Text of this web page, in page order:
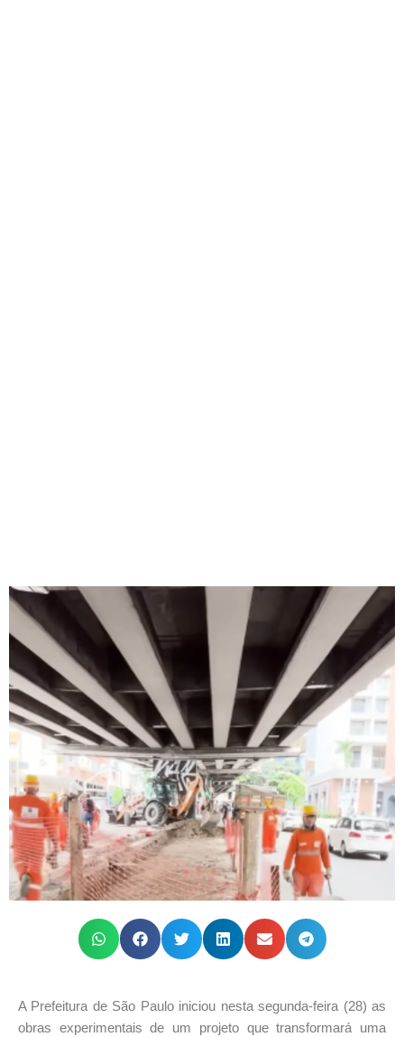
A Prefeitura de São Paulo iniciou nesta segunda-feira (28) as
obras experimentais de um projeto que transformará uma